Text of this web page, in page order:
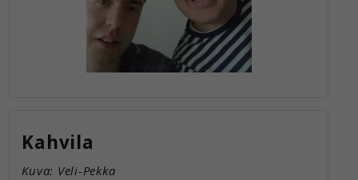
Kahvila
Kuva: Veli-Pekka